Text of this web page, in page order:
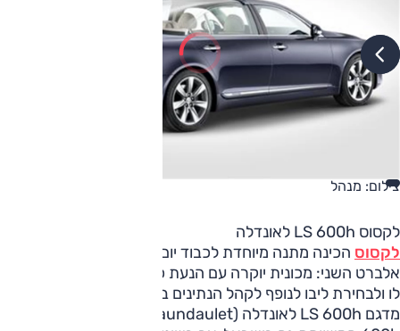
צילום: מנהל
לקסוס LS 600h לאונדלה
לקסוס הכינה מתנה מיוחדת לכבוד יום חתונתו של נסיך מונקו
אלברט השני: מכונית יוקרה עם הנעת כלאיים וגג שקוף שיאפשר
לו ולבחירת ליבו לנופף לקהל הנתינים בתום החתונה. המכונית,